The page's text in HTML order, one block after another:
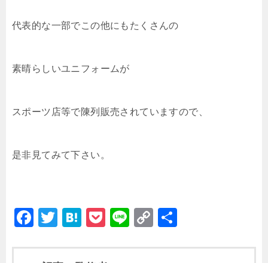
代表的な一部でこの他にもたくさんの
素晴らしいユニフォームが
スポーツ店等で陳列販売されていますので、
是非見てみて下さい。
F
c
T
tt
H
e
P
c
Li
e
C
p